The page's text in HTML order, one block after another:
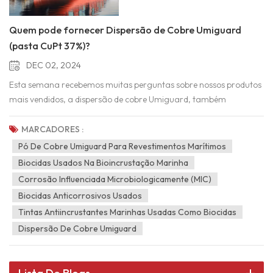
Quem pode fornecer Dispersão de Cobre Umiguard
(pasta CuPt 37%)?
DEC 02, 2024
Esta semana recebemos muitas perguntas sobre nossos produtos
mais vendidos, a dispersão de cobre Umiguard, também
chamada de pasta CuPt 37%. O material do núcleo é piritionato
de cobre e a fórmula é C10H8N2O2S2Cu, CAS 14915-37-
8.Normalmente, para este produto, há apenas um cliente no
mundo, e um fornecedor como a Arxada, Kolon. Se tantas
consultas chegam até nós e à nossa base de produção, acredito
que deve haver algum problema com este material. Se você tiver
alguma informação, sinta-se à vontade para nos enviar um e-
mail para bruce@aabindustry.com ou pelo WhatsApp
+8613951823978.Como sabemos, a Dispersão Antimicrobiana
Umiguard de Cobre é uma dispersão viscosa de pó
antimicrobiano Umiguard de Cobre, resina e 1,2-diclorobenzeno.
MARCADORES :
Pó De Cobre Umiguard Para Revestimentos Marítimos
Biocidas Usados ​​na Bioincrustação Marinha
Corrosão Influenciada Microbiologicamente (MIC)
Biocidas Anticorrosivos Usados
Tintas Antiincrustantes Marinhas Usadas Como Biocidas
Dispersão De Cobre Umiguard